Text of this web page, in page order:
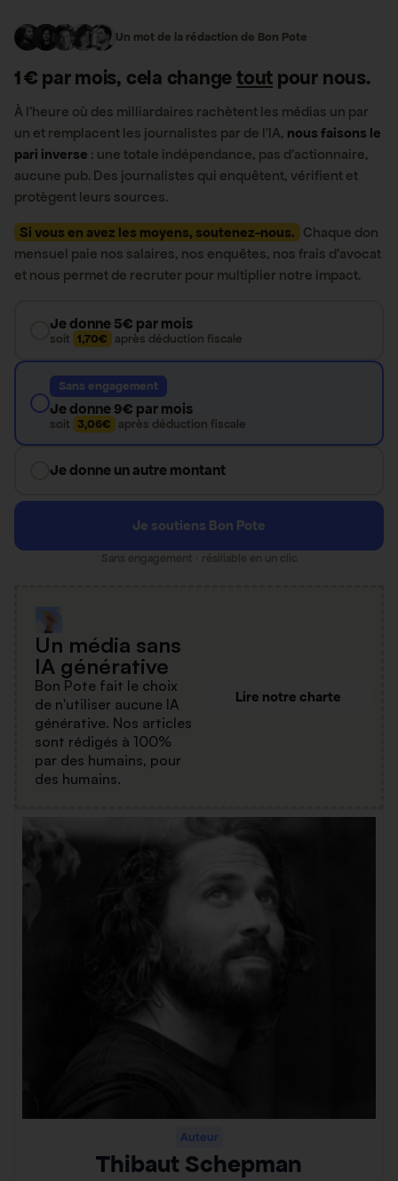
Un mot de la rédaction de Bon Pote
1 € par mois, cela changetout pour nous.
À l’heure où des milliardaires rachètent les médias un par
un et remplacent les journalistes par de l’IA, nous faisons le
pari inverse : une totale indépendance, pas d’actionnaire,
aucune pub. Des journalistes qui enquêtent, vérifient et
protègent leurs sources.
Si vous en avez les moyens, soutenez-nous. Chaque don
mensuel paie nos salaires, nos enquêtes, nos frais d’avocat
et nous permet de recruter pour multiplier notre impact.
Je donne 5€ par mois
soit 1,70€ après déduction fiscale
Sans engagement
Je donne 9€ par mois
soit 3,06€ après déduction fiscale
Je donne un autre montant
Je soutiens Bon Pote
Sans engagement · résiliable en un clic
Un média sans
IA générative
Bon Pote fait le choix
de n'utiliser aucune IA
générative. Nos articles
sont rédigés à 100%
par des humains, pour
des humains.
Lire notre charte
Auteur
Thibaut Schepman